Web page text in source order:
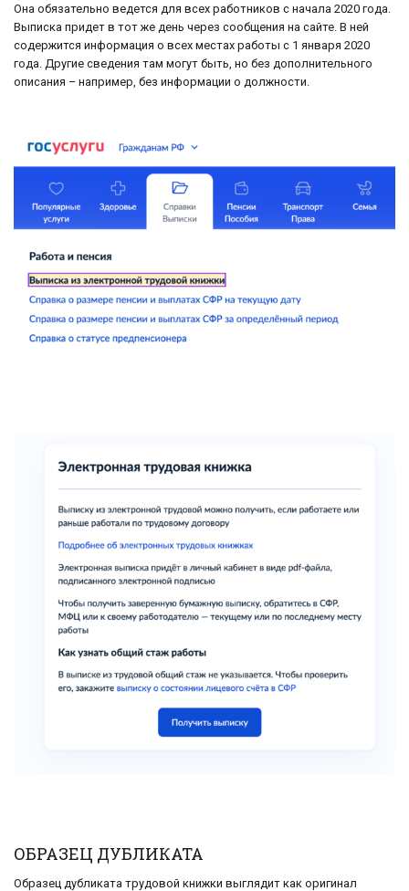
Она обязательно ведется для всех работников с начала 2020 года.
Выписка придет в тот же день через сообщения на сайте. В ней
содержится информация о всех местах работы с 1 января 2020
года. Другие сведения там могут быть, но без дополнительного
описания – например, без информации о должности.
ОБРАЗЕЦ ДУБЛИКАТА
Образец дубликата трудовой книжки выглядит как оригинал